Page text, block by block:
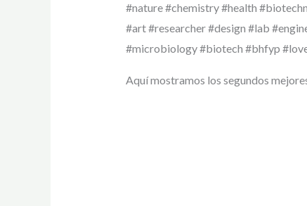
#nature #chemistry #health
#art #researcher #design #lab
#microbiology #biotech #bhfyp
Aquí mostramos los segundos